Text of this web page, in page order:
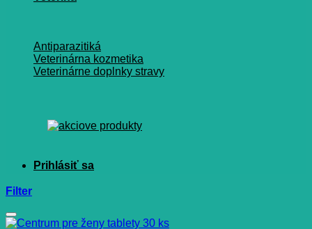
Antiparazitiká
Veterinárna kozmetika
Veterinárne doplnky stravy
Filter